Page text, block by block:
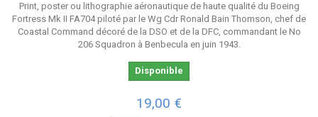
Print, poster ou lithographie aéronautique de haute qualité du Boeing
Fortress Mk II FA704 piloté par le Wg Cdr Ronald Bain Thomson, chef de
Coastal Command décoré de la DSO et de la DFC, commandant le No
206 Squadron à Benbecula en juin 1943.
Disponible
19,00 €